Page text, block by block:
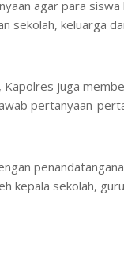
agar para
sekolah, keluarga
Kapolres juga
pertanyaan-
kepala sekolah,